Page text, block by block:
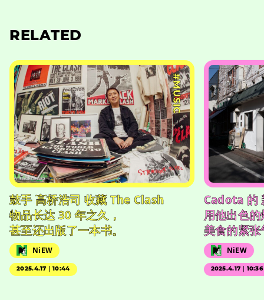
RELATED
#MUSIC
鼓手 高桥浩司 收藏 The Clash
物品长达 30 年之久，
甚至还出版了一本书。
NiEW
2025.4.17｜10:44
Cadota 的
用他出色
美食的紧张
NiEW
2025.4.17｜10:36